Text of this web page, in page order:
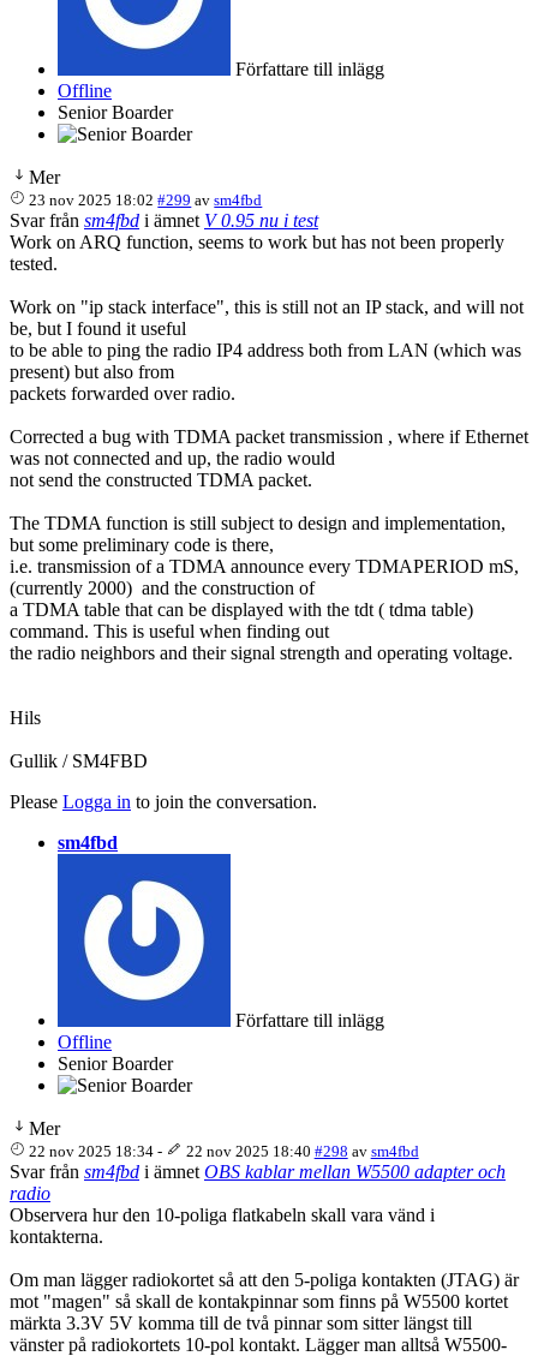
Författare till inlägg
Offline
Senior Boarder
Mer
23 nov 2025 18:02 #299 avsm4fbd
Svar från sm4fbd i ämnet V 0.95 nu i test
Work on ARQ function, seems to work but has not been properly
tested.
Work on "ip stack interface", this is still not an IP stack, and will not
be, but I found it useful
to be able to ping the radio IP4 address both from LAN (which was
present) but also from
packets forwarded over radio.
Corrected a bug with TDMA packet transmission , where if Ethernet
was not connected and up, the radio would
not send the constructed TDMA packet.
The TDMA function is still subject to design and implementation,
but some preliminary code is there,
i.e. transmission of a TDMA announce every TDMAPERIOD mS,
(currently 2000) and the construction of
a TDMA table that can be displayed with the tdt ( tdma table)
command. This is useful when finding out
the radio neighbors and their signal strength and operating voltage.
Hils
Gullik / SM4FBD
Please Logga in to join the conversation.
sm4fbd
Författare till inlägg
Offline
Senior Boarder
Mer
22 nov 2025 18:34 - 22 nov 2025 18:40 #298 av sm4fbd
Svar från sm4fbd i ämnet OBS kablar mellan W5500 adapter och
radio
Observera hur den 10-poliga flatkabeln skall vara vänd i
kontakterna.
Om man lägger radiokortet så att den 5-poliga kontakten (JTAG) är
mot "magen" så skall de kontakpinnar som finns på W5500 kortet
märkta 3.3V 5V komma till de två pinnar som sitter längst till
vänster på radiokortets 10-pol kontakt. Lägger man alltså W5500-